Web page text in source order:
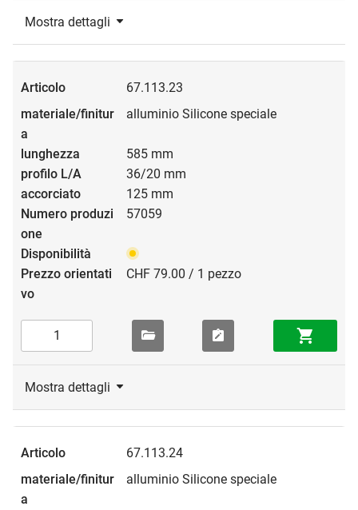
Mostra dettagli
67.113.23
alluminio Silicone speciale
585 mm
36/20 mm
125 mm
57059
CHF 79.00 / 1 pezzo
Mostra dettagli
67.113.24
alluminio Silicone speciale